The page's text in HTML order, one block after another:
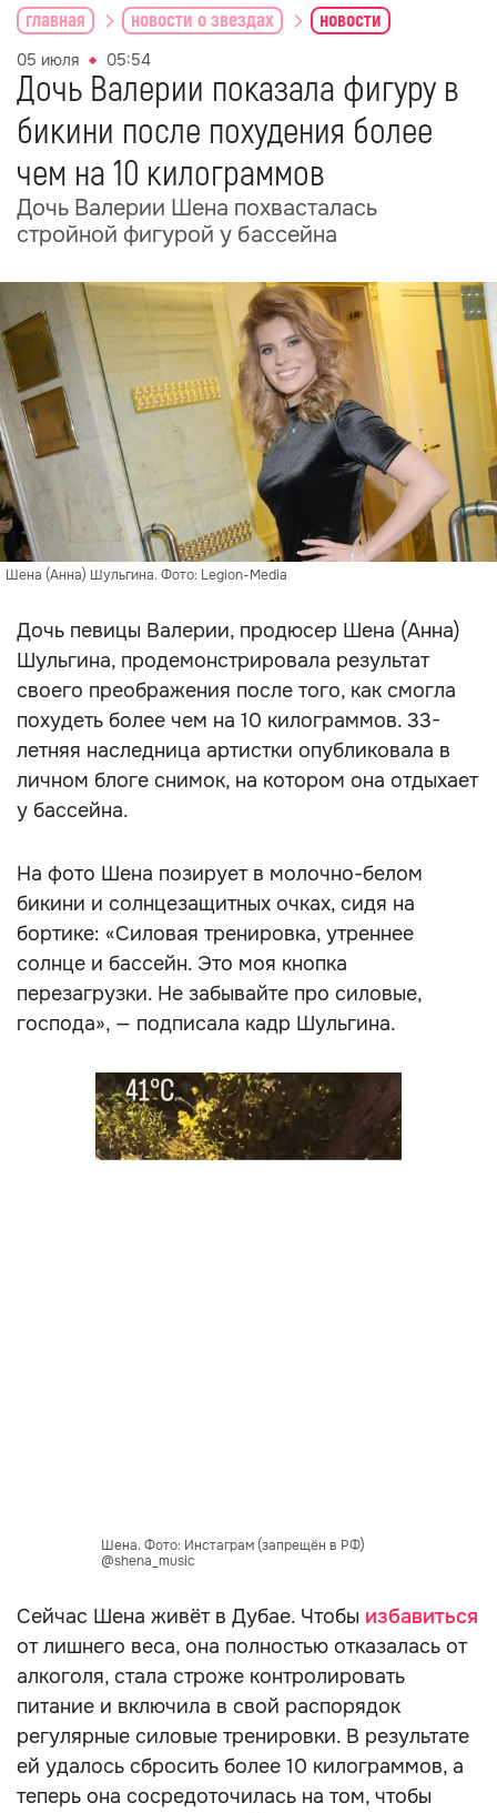
главная новости о звездах новости
05 июля 05:54
Дочь Валерии показала фигуру в
бикини после похудения более
чем на 10 килограммов
Дочь Валерии Шена похвасталась
стройной фигурой у бассейна
Шена (Анна) Шульгина. Фото: Legion-Media
Дочь певицы Валерии, продюсер Шена (Анна)
Шульгина, продемонстрировала результат
своего преображения после того, как смогла
похудеть более чем на 10 килограммов. 33-
летняя наследница артистки опубликовала в
личном блоге снимок, на котором она отдыхает
у бассейна.
На фото Шена позирует в молочно-белом
бикини и солнцезащитных очках, сидя на
бортике: «Силовая тренировка, утреннее
солнце и бассейн. Это моя кнопка
перезагрузки. Не забывайте про силовые,
господа», — подписала кадр Шульгина.
Шена. Фото: Инстаграм (запрещён в РФ)
@shena_music
Сейчас Шена живёт в Дубае. Чтобы избавиться
от лишнего веса, она полностью отказалась от
алкоголя, стала строже контролировать
питание и включила в свой распорядок
регулярные силовые тренировки. В результате
ей удалось сбросить более 10 килограммов, а
теперь она сосредоточилась на том, чтобы